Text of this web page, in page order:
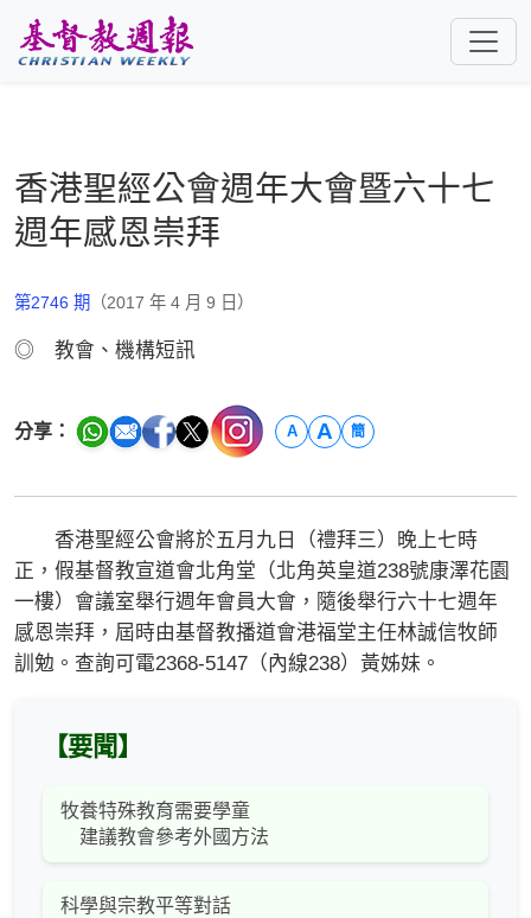
香港聖經公會週年大會暨六十七
週年感恩崇拜
第2746 期 （2017 年 4 月 9 日）
◎ 教會、機構短訊
分享： A A 簡
香港聖經公會將於五月九日（禮拜三）晚上七時
正，假基督教宣道會北角堂（北角英皇道238號康澤花園
一樓）會議室舉行週年會員大會，隨後舉行六十七週年
感恩崇拜，屆時由基督教播道會港福堂主任林誠信牧師
訓勉。查詢可電2368-5147（內線238）黃姊妹。
【要聞】
牧養特殊教育需要學童
建議教會參考外國方法
科學與宗教平等對話